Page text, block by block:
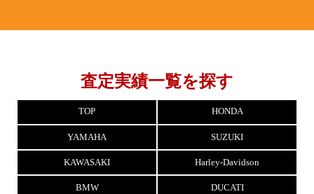
査定実績一覧を探す
TOP HONDA
YAMAHA SUZUKI
KAWASAKI Harley-Davidson
BMW DUCATI